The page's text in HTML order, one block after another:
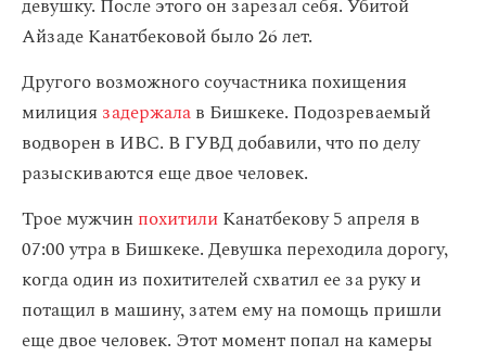
девушку. После этого он зарезал себя. Убитой
Айзаде Канатбековой было 26 лет.
Другого возможного соучастника похищения
милиция задержалав Бишкеке. Подозреваемый
водворен в ИВС. В ГУВД добавили, что по делу
разыскиваются еще двое человек.
Трое мужчин похитилиКанатбекову 5 апреля в
07:00 утра в Бишкеке. Девушка переходила дорогу,
когда один из похитителей схватил ее за руку и
потащил в машину, затем ему на помощь пришли
еще двое человек. Этот момент попал на камеры